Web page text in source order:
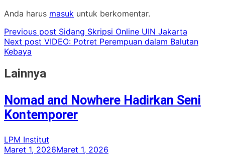
Anda harus masuk untuk berkomentar.
Previous post Sidang Skripsi Online UIN Jakarta
Next post VIDEO: Potret Perempuan dalam Balutan
Kebaya
Lainnya
Nomad and Nowhere Hadirkan Seni
Kontemporer
LPM Institut
Maret 1, 2026Maret 1, 2026